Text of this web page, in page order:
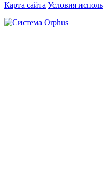
Карта сайта Условия